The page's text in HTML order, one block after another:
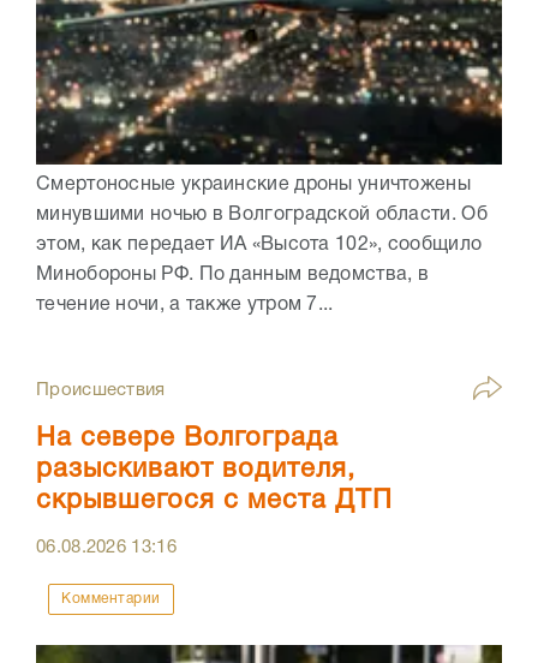
Смертоносные украинские дроны уничтожены
минувшими ночью в Волгоградской области. Об
этом, как передает ИА «Высота 102», сообщило
Минобороны РФ. По данным ведомства, в
течение ночи, а также утром 7...
Происшествия
На севере Волгограда
разыскивают водителя,
скрывшегося с места ДТП
06.08.2026 13:16
Комментарии